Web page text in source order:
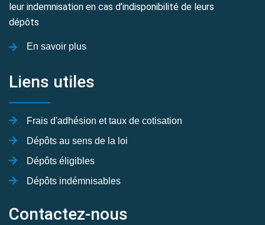
leur indemnisation en cas d’indisponibilité de leurs
dépôts
En savoir plus
Liens utiles
Frais d'adhésion et taux de cotisation
Dépôts au sens de la loi
Dépôts éligibles
Dépôts indémnisables
Contactez-nous